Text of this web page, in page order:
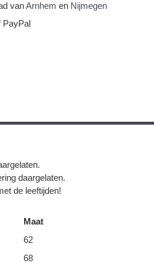
vanArnhem en Nijmegen
PayPal
daargelaten.
de leeftijden!
Maat
62
68